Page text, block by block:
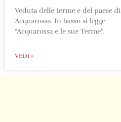
Veduta delle terme e del paese di
Acquarossa. In basso si legge
“Acquarossa e le sue Terme”.
VEDI »